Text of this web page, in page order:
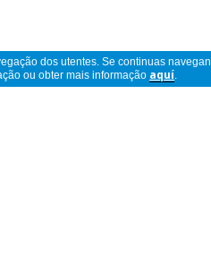
dos utentes. Se continuas
ou obter mais informação aquí.